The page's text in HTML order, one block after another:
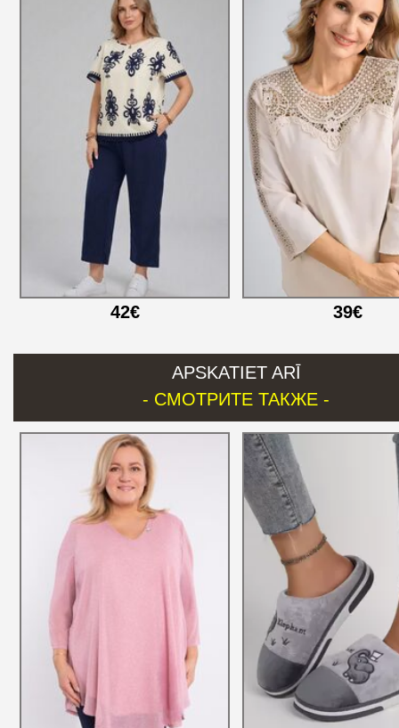
42€ 39€
APSKATIET ARĪ
- СМОТРИТЕ ТАКЖЕ -